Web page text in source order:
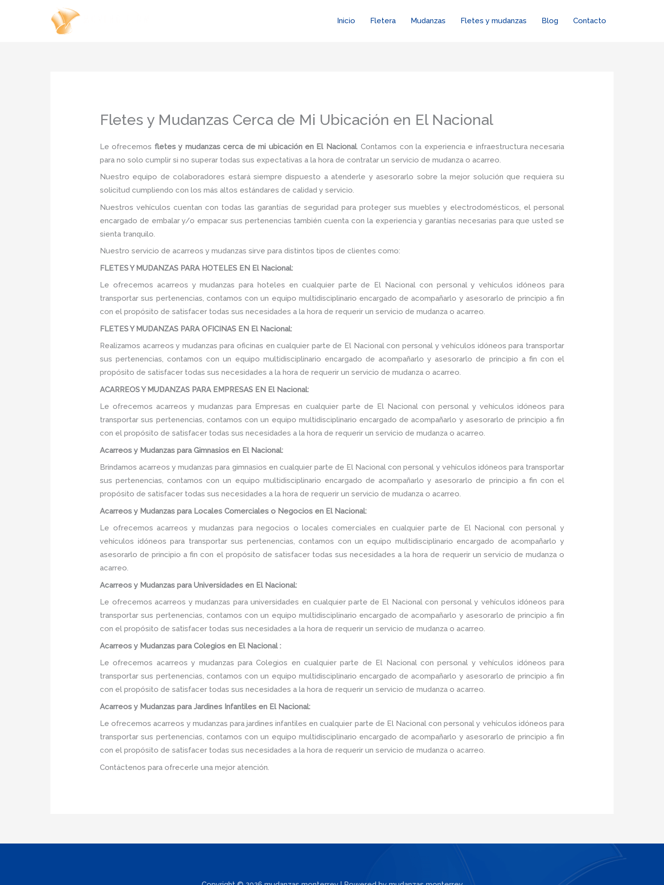
Inicio Fletera Mudanzas Fletes y mudanzas Blog Contacto
Fletes y Mudanzas Cerca de Mi Ubicación en El Nacional
Le ofrecemos fletes y mudanzas cerca de mi ubicación en El Nacional. Contamos con la experiencia e infraestructura necesaria
para no solo cumplir si no superar todas sus expectativas a la hora de contratar un servicio de mudanza o acarreo.
Nuestro equipo de colaboradores estará siempre dispuesto a atenderle y asesorarlo sobre la mejor solución que requiera su
solicitud cumpliendo con los más altos estándares de calidad y servicio.
Nuestros vehículos cuentan con todas las garantías de seguridad para proteger sus muebles y electrodomésticos, el personal
encargado de embalar y/o empacar sus pertenencias también cuenta con la experiencia y garantías necesarias para que usted se
sienta tranquilo.
Nuestro servicio de acarreos y mudanzas sirve para distintos tipos de clientes como:
FLETES Y MUDANZAS PARA HOTELES EN El Nacional:
Le ofrecemos acarreos y mudanzas para hoteles en cualquier parte de El Nacional con personal y vehículos idóneos para
transportar sus pertenencias, contamos con un equipo multidisciplinario encargado de acompañarlo y asesorarlo de principio a fin
con el propósito de satisfacer todas sus necesidades a la hora de requerir un servicio de mudanza o acarreo.
FLETES Y MUDANZAS PARA OFICINAS EN El Nacional:
Realizamos acarreos y mudanzas para oficinas en cualquier parte de El Nacional con personal y vehículos idóneos para transportar
sus pertenencias, contamos con un equipo multidisciplinario encargado de acompañarlo y asesorarlo de principio a fin con el
propósito de satisfacer todas sus necesidades a la hora de requerir un servicio de mudanza o acarreo.
ACARREOS Y MUDANZAS PARA EMPRESAS EN El Nacional:
Le ofrecemos acarreos y mudanzas para Empresas en cualquier parte de El Nacional con personal y vehículos idóneos para
transportar sus pertenencias, contamos con un equipo multidisciplinario encargado de acompañarlo y asesorarlo de principio a fin
con el propósito de satisfacer todas sus necesidades a la hora de requerir un servicio de mudanza o acarreo.
Acarreos y Mudanzas para Gimnasios en El Nacional:
Brindamos acarreos y mudanzas para gimnasios en cualquier parte de El Nacional con personal y vehículos idóneos para transportar
sus pertenencias, contamos con un equipo multidisciplinario encargado de acompañarlo y asesorarlo de principio a fin con el
propósito de satisfacer todas sus necesidades a la hora de requerir un servicio de mudanza o acarreo.
Acarreos y Mudanzas para Locales Comerciales o Negocios en El Nacional:
Le ofrecemos acarreos y mudanzas para negocios o locales comerciales en cualquier parte de El Nacional con personal y
vehículos idóneos para transportar sus pertenencias, contamos con un equipo multidisciplinario encargado de acompañarlo y
asesorarlo de principio a fin con el propósito de satisfacer todas sus necesidades a la hora de requerir un servicio de mudanza o
acarreo.
Acarreos y Mudanzas para Universidades en El Nacional:
Le ofrecemos acarreos y mudanzas para universidades en cualquier parte de El Nacional con personal y vehículos idóneos para
transportar sus pertenencias, contamos con un equipo multidisciplinario encargado de acompañarlo y asesorarlo de principio a fin
con el propósito de satisfacer todas sus necesidades a la hora de requerir un servicio de mudanza o acarreo.
Acarreos y Mudanzas para Colegios en El Nacional :
Le ofrecemos acarreos y mudanzas para Colegios en cualquier parte de El Nacional con personal y vehículos idóneos para
transportar sus pertenencias, contamos con un equipo multidisciplinario encargado de acompañarlo y asesorarlo de principio a fin
con el propósito de satisfacer todas sus necesidades a la hora de requerir un servicio de mudanza o acarreo.
Acarreos y Mudanzas para Jardines Infantiles en El Nacional:
Le ofrecemos acarreos y mudanzas para jardines infantiles en cualquier parte de El Nacional con personal y vehículos idóneos para
transportar sus pertenencias, contamos con un equipo multidisciplinario encargado de acompañarlo y asesorarlo de principio a fin
con el propósito de satisfacer todas sus necesidades a la hora de requerir un servicio de mudanza o acarreo.
Contáctenos para ofrecerle una mejor atención.